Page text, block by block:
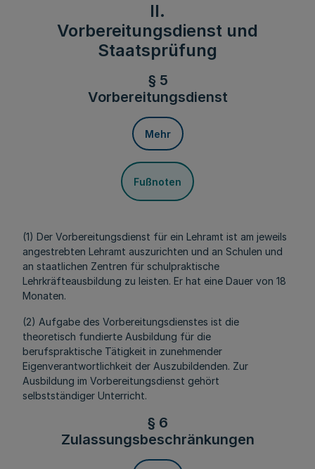
II.
Vorbereitungsdienst und
Staatsprüfung
§ 5
Vorbereitungsdienst
Mehr
Fußnoten
(1) Der Vorbereitungsdienst für ein Lehramt ist am jeweils
angestrebten Lehramt auszurichten und an Schulen und
an staatlichen Zentren für schulpraktische
Lehrkräfteausbildung zu leisten. Er hat eine Dauer von 18
Monaten.
(2) Aufgabe des Vorbereitungsdienstes ist die
theoretisch fundierte Ausbildung für die
berufspraktische Tätigkeit in zunehmender
Eigenverantwortlichkeit der Auszubildenden. Zur
Ausbildung im Vorbereitungsdienst gehört
selbstständiger Unterricht.
§ 6
Zulassungsbeschränkungen